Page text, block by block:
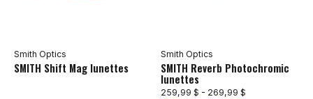
Smith Optics
SMITH Shift Mag lunettes
Smith Optics
SMITH Reverb Photochromic
lunettes
259,99 $ - 269,99 $